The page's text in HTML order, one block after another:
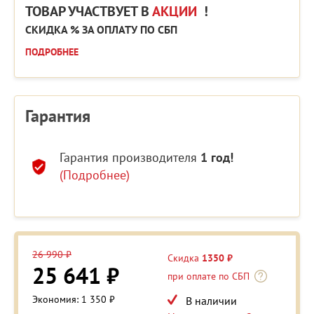
ТОВАР УЧАСТВУЕТ ВАКЦИИ !
СКИДКА % ЗА ОПЛАТУ ПО СБП
ПОДРОБНЕЕ
Гарантия
Гарантия производителя 1 год!
(Подробнее)
26 990 ₽
25 641 ₽
Экономия: 1 350 ₽
Скидка 1350 ₽
при оплате по СБП
В наличии